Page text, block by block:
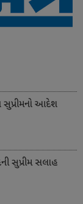
સુપ્રીમનો આદેશ
સુપ્રીમ સલાહ